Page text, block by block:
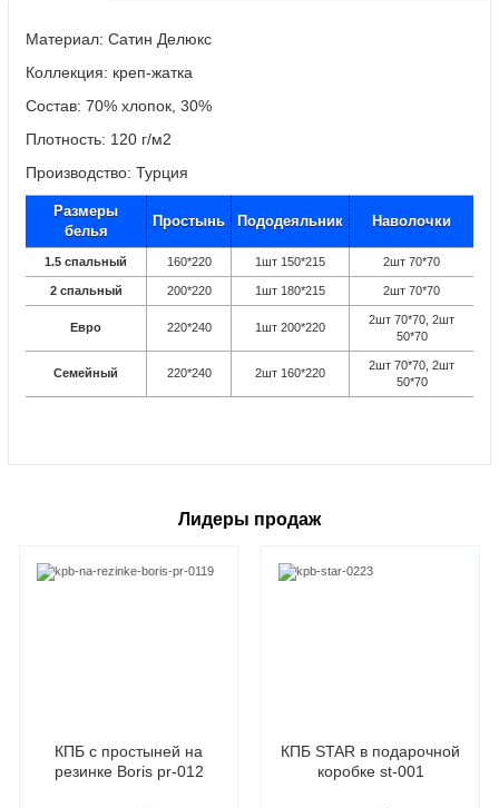
Материал: Сатин Делюкс
Коллекция: креп-жатка
Состав: 70% хлопок, 30%
Плотность: 120 г/м2
Производство: Турция
Размеры
белья
Простынь Пододеяльник Наволочки
1.5 спальный 160*220 1шт 150*215 2шт 70*70
2 спальный 200*220 1шт 180*215 2шт 70*70
Евро 220*240 1шт 200*220
2шт 70*70, 2шт
50*70
Семейный 220*240 2шт 160*220
2шт 70*70, 2шт
50*70
Лидеры продаж
КПБ с простыней на
резинке Boris pr-012
КПБ STAR в подарочной
коробке st-001